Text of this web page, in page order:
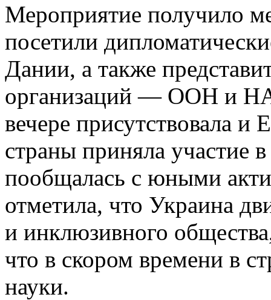
Мероприятие получило
посетили
Дании, а также
организаций — ООН и
вечере присутствовала и
страны приняла участие
пообщалась с юными
отметила, что Украина
и инклюзивного
что в скором времени в
науки.